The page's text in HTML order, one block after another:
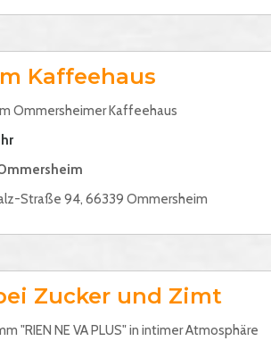
Kaffeehaus
Ommersheimer Kaffeehaus
Straße 94, 66339 Ommersheim
Zucker und Zimt
"RIEN NE VA PLUS" in intimer Atmosphäre